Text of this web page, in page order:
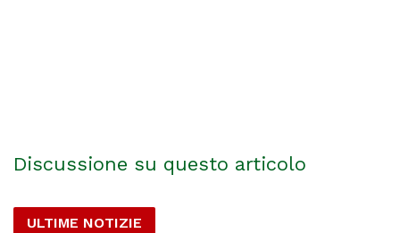
Discussione su questo articolo
ULTIME NOTIZIE